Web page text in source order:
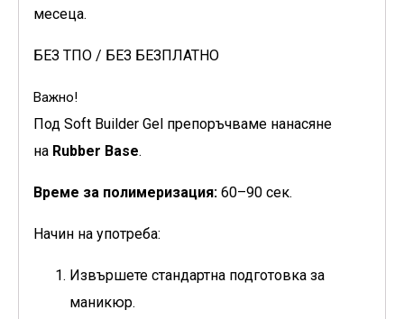
месеца.
БЕЗ ТПО / БЕЗ БЕЗПЛАТНО
Важно!
Под Soft Builder Gel препоръчваме нанасяне
на Rubber Base.
Време за полимеризация: 60–90 сек.
Начин на употреба:
Извършете стандартна подготовка за
маникюр.